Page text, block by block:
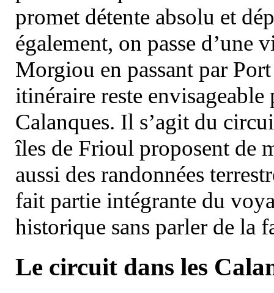
promet détente absolu et
également, on passe d’une
Morgiou en passant par
itinéraire reste
Calanques. Il s’agit du
îles de Frioul proposent de
aussi des randonnées
fait partie intégrante du
historique sans parler de la
Le circuit dans les